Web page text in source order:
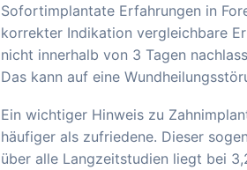
Sofortimplantate Erfahrungen in
korrekter Indikation vergleichbare
nicht innerhalb von 3 Tagen
Das kann auf eine
Ein wichtiger Hinweis zu
häufiger als zufriedene. Dieser
über alle Langzeitstudien liegt bei